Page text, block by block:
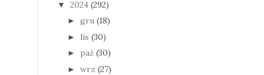
▼ 2024 (292)
► gru (18)
► lis (30)
► paź (30)
► wrz (27)